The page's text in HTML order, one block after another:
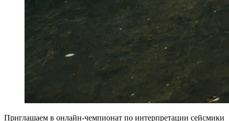
Приглашаем в онлайн-чемпионат по интерпретации сейсмики